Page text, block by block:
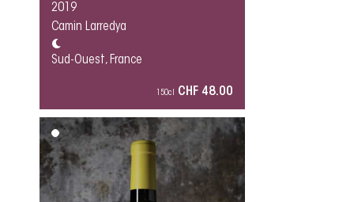
2019
Camin Larredya
Sud-Ouest, France
150cl CHF 48.00